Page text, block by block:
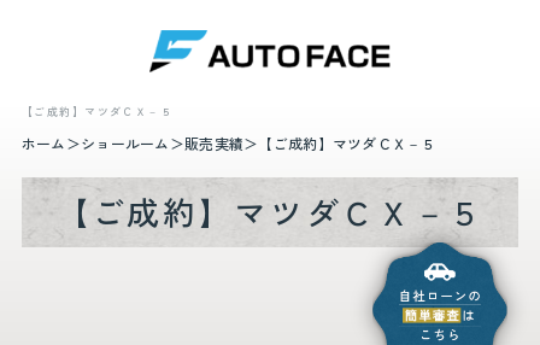
【ご成約】マツダＣＸ－５
ホーム ショールーム 販売実績 【ご成約】マツダＣＸ－５
【ご成約】マツダＣＸ－５